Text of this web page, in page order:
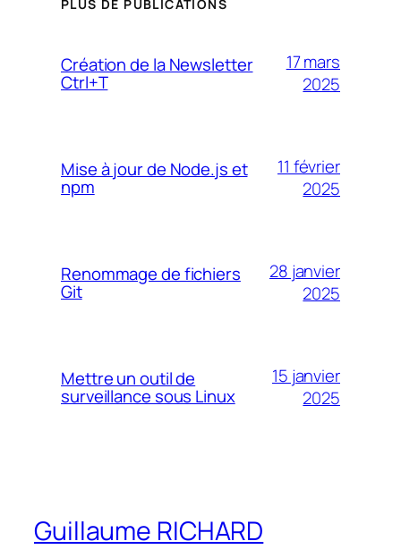
PLUS DE PUBLICATIONS
Création de la Newsletter
Ctrl+T
17 mars
2025
Mise à jour de Node.js et
npm
11 février
2025
Renommage de fichiers
Git
28 janvier
2025
Mettre un outil de
surveillance sous Linux
15 janvier
2025
Guillaume RICHARD